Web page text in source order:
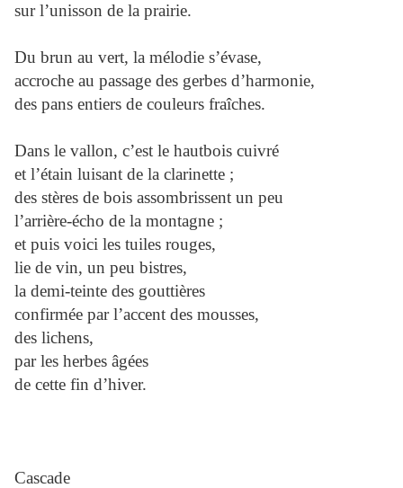
sur l’unisson de la prairie.
Du brun au vert, la mélodie s’évase,
accroche au passage des gerbes d’harmonie,
des pans entiers de couleurs fraîches.
Dans le vallon, c’est le hautbois cuivré
et l’étain luisant de la clarinette ;
des stères de bois assombrissent un peu
l’arrière-écho de la montagne ;
et puis voici les tuiles rouges,
lie de vin, un peu bistres,
la demi-teinte des gouttières
confirmée par l’accent des mousses,
des lichens,
par les herbes âgées
de cette fin d’hiver.
Cascade